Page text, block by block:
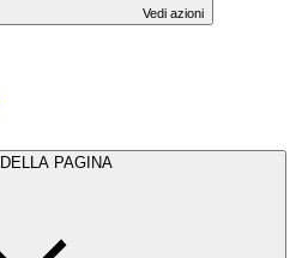
Vedi azioni
INDICE DELLA PAGINA